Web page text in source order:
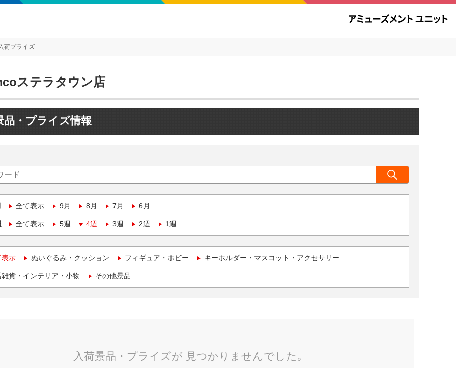
荷プライズ
ステラタウン店
品・プライズ情報
全て表示 9月 8月 7月 6月
全て表示 5週 4週 3週 2週 1週
表示 ぬいぐるみ・クッション フィギュア・ホビー キーホルダー・マスコット・アクセサリー
貨・インテリア・小物 その他景品